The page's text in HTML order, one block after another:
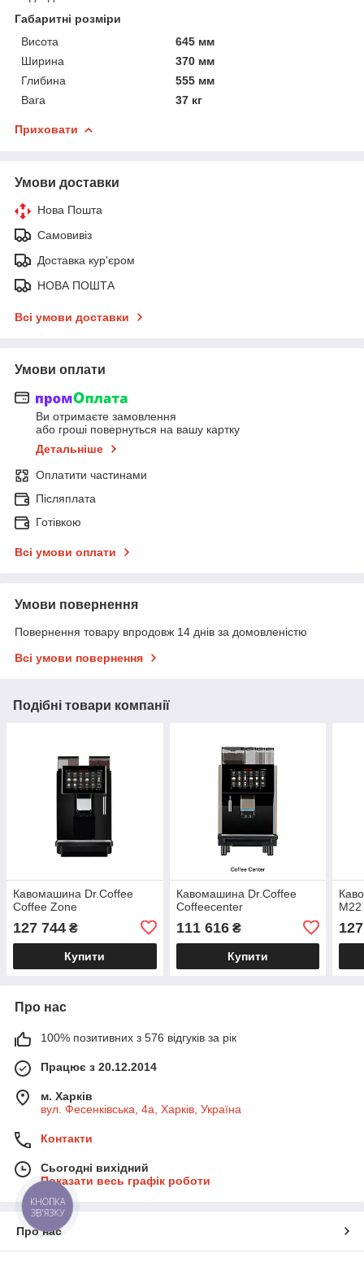
Габаритні розміри
Висота
645 мм
Ширина
370 мм
Глибина
555 мм
Вага
37 кг
Приховати
Умови доставки
Нова Пошта
Самовивіз
Доставка кур'єром
НОВА ПОШТА
Всі умови доставки
Умови оплати
Ви отримаєте замовлення
або гроші повернуться на вашу картку
Детальніше
Оплатити частинами
Післяплата
Готівкою
Всі умови оплати
Умови повернення
Повернення товару впродовж 14 днів за домовленістю
Всі умови повернення
Подібні товари компанії
Кавомашина Dr.Coffee
Coffee Zone
127 744 ₴
Купити
Кавомашина Dr.Coffee
Coffeecenter
111 616₴
Купити
Про нас
100% позитивних з 576 відгуків за рік
Працює з 20.12.2014
м. Харків
вул. Фесенківська, 4а, Харків, Україна
Контакти
Сьогодні вихідний
Показати весь графік роботи
Про нас
КНОПКА
ЗВ'ЯЗКУ